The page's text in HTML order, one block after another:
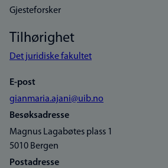
Gjesteforsker
Tilhørighet
Det juridiske fakultet
E-post
gianmaria.ajani@uib.no
Besøksadresse
Magnus Lagabøtes plass 1
5010 Bergen
Postadresse